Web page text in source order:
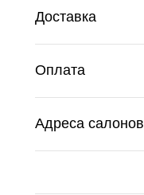
Доставка
Оплата
Адреса салонов